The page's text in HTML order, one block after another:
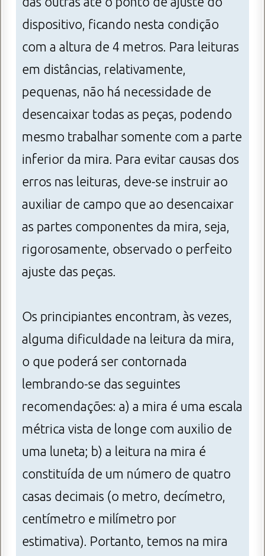
dispositivo, ficando nesta condição
com a altura de 4 metros. Para leituras
em distâncias, relativamente,
pequenas, não há necessidade de
desencaixar todas as peças, podendo
mesmo trabalhar somente com a parte
inferior da mira. Para evitar causas dos
erros nas leituras, deve-se instruir ao
auxiliar de campo que ao desencaixar
as partes componentes da mira, seja,
rigorosamente, observado o perfeito
ajuste das peças.
Os principiantes encontram, às vezes,
alguma dificuldade na leitura da mira,
o que poderá ser contornada
lembrando-se das seguintes
recomendações: a) a mira é uma escala
métrica vista de longe com auxilio de
uma luneta; b) a leitura na mira é
constituída de um número de quatro
casas decimais (o metro, decímetro,
centímetro e milímetro por
estimativa). Portanto, temos na mira